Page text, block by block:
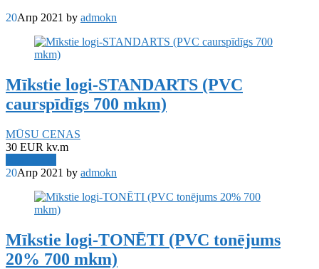
20Апр 2021 by admokn
Mīkstie logi-STANDARTS (PVC
caurspīdīgs 700 mkm)
MŪSU CENAS
30 EUR kv.m
20Апр 2021 by admokn
Mīkstie logi-TONĒTI (PVC tonējums
20% 700 mkm)